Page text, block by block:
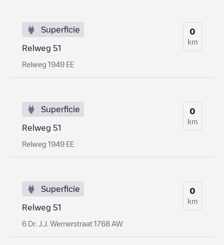
Superficie
Relweg 51
Relweg 1949 EE
0
km
Superficie
Relweg 51
Relweg 1949 EE
0
km
Superficie
Relweg 51
6 Dr. J.J. Wernerstraat 1768 AW
0
km